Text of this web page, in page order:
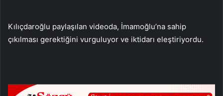
Kılıçdaroğlu paylaşılan videoda, İmamoğlu’na sahip
çıkılması gerektiğini vurguluyor ve iktidarı eleştiriyordu.